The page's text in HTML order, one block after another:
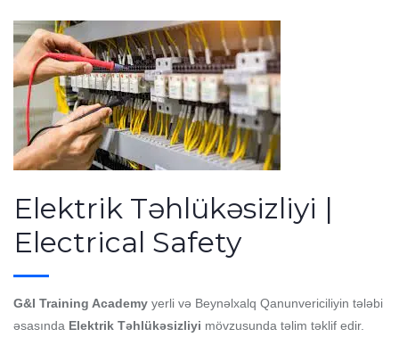
Elektrik Təhlükəsizliyi |
Electrical Safety
G&I Training Academy yerli və Beynəlxalq Qanunvericiliyin tələbi
əsasında Elektrik Təhlükəsizliyi mövzusunda təlim təklif edir.